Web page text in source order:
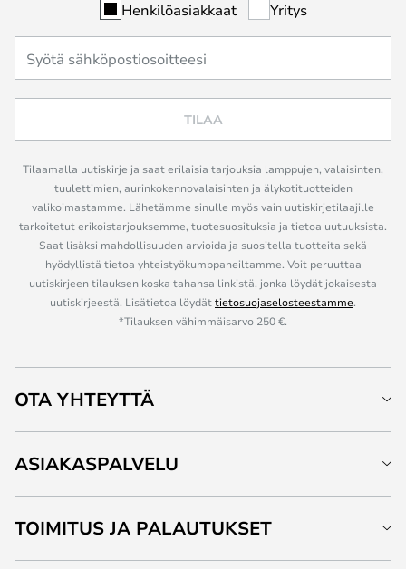
Henkilöasiakkaat Yritys
TILAA
Tilaamalla uutiskirje ja saat erilaisia tarjouksia lamppujen, valaisinten,
tuulettimien, aurinkokennovalaisinten ja älykotituotteiden
valikoimastamme. Lähetämme sinulle myös vain uutiskirjetilaajille
tarkoitetut erikoistarjouksemme, tuotesuosituksia ja tietoa uutuuksista.
Saat lisäksi mahdollisuuden arvioida ja suositella tuotteita sekä
hyödyllistä tietoa yhteistyökumppaneiltamme. Voit peruuttaa
uutiskirjeen tilauksen koska tahansa linkistä, jonka löydät jokaisesta
uutiskirjeestä. Lisätietoa löydättietosuojaselosteestamme.
*Tilauksen vähimmäisarvo 250 €.
OTA YHTEYTTÄ
ASIAKASPALVELU
TOIMITUS JA PALAUTUKSET